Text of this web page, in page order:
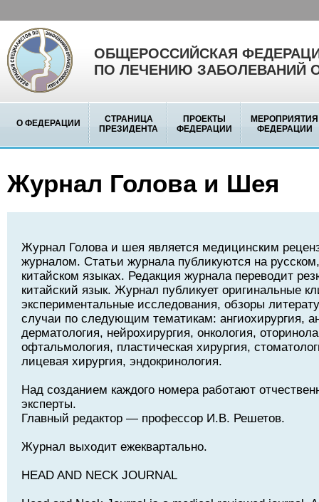
ОБЩЕРОССИЙСКАЯ
ПО ЛЕЧЕНИЮ ЗАБОЛЕВАНИЙ
О ФЕДЕРАЦИИ
СТРАНИЦА
ПРЕЗИДЕНТА
ПРОЕКТЫ
ФЕДЕРАЦИИ
МЕРОПРИЯТИЯ
ФЕДЕРАЦИИ
Журнал Голова и Шея
Журнал Голова и шея является медицинским
журналом. Статьи журнала публикуются на
китайском языках. Редакция журнала переводит
китайский язык. Журнал публикует оригинальные
экспериментальные исследования, обзоры
случаи по следующим тематикам: ангиохирургия,
дерматология, нейрохирургия, онкология,
офтальмология, пластическая хирургия,
лицевая хирургия, эндокринология.
Над созданием каждого номера работают
эксперты.
Главный редактор — профессор И.В. Решетов.
Журнал выходит ежеквартально.
HEAD AND NECK JOURNAL